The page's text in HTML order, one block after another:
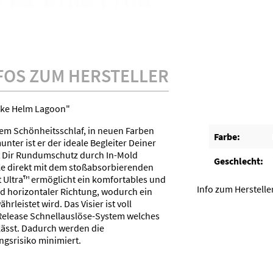
ZUM HERSTELLER
Helm Lagoon"
Schönheitsschlaf, in neuen Farben
ist er der ideale Begleiter Deiner
Rundumschutz durch In-Mold
direkt mit dem stoßabsorbierenden
Ultra™ ermöglicht ein komfortables und
horizontaler Richtung, wodurch ein
wird. Das Visier ist voll
Schnellauslöse-System welches
Dadurch werden die
minimiert.
Farbe:
Geschlecht:
Info zum